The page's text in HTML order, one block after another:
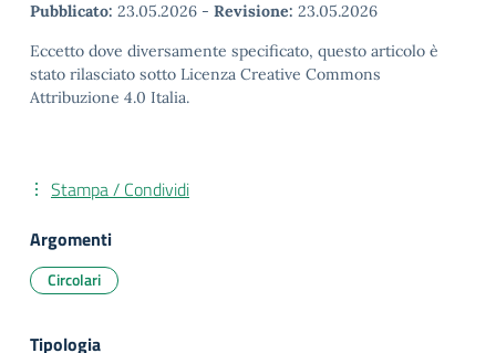
Pubblicato: 23.05.2026 - Revisione: 23.05.2026
Eccetto dove diversamente specificato, questo articolo è
stato rilasciato sotto Licenza Creative Commons
Attribuzione 4.0 Italia.
Stampa / Condividi
Argomenti
Circolari
Tipologia